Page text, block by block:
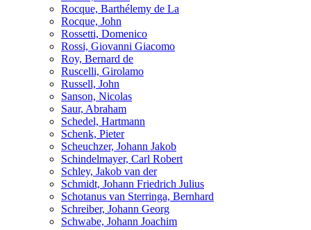
Rocque, Barthélemy de La
Rocque, John
Rossetti, Domenico
Rossi, Giovanni Giacomo
Roy, Bernard de
Ruscelli, Girolamo
Russell, John
Sanson, Nicolas
Saur, Abraham
Schedel, Hartmann
Schenk, Pieter
Scheuchzer, Johann Jakob
Schindelmayer, Carl Robert
Schley, Jakob van der
Schmidt, Johann Friedrich Julius
Schotanus van Sterringa, Bernhard
Schreiber, Johann Georg
Schwabe, Johann Joachim